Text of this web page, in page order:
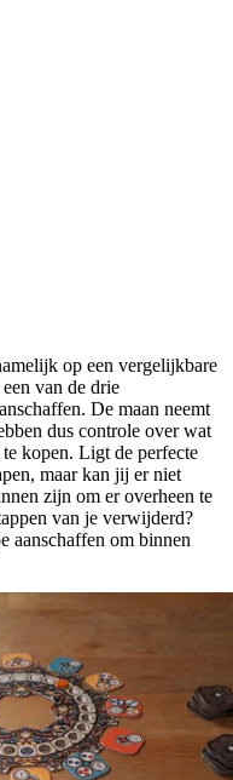
op een vergelijkbare
van de drie
De maan neemt
dus controle over wat
kopen. Ligt de perfecte
maar kan jij er niet
zijn om er overheen te
van je verwijderd?
aanschaffen om binnen